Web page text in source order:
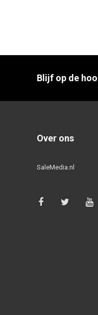
Blijf op de
Over ons
SaleMedia.nl